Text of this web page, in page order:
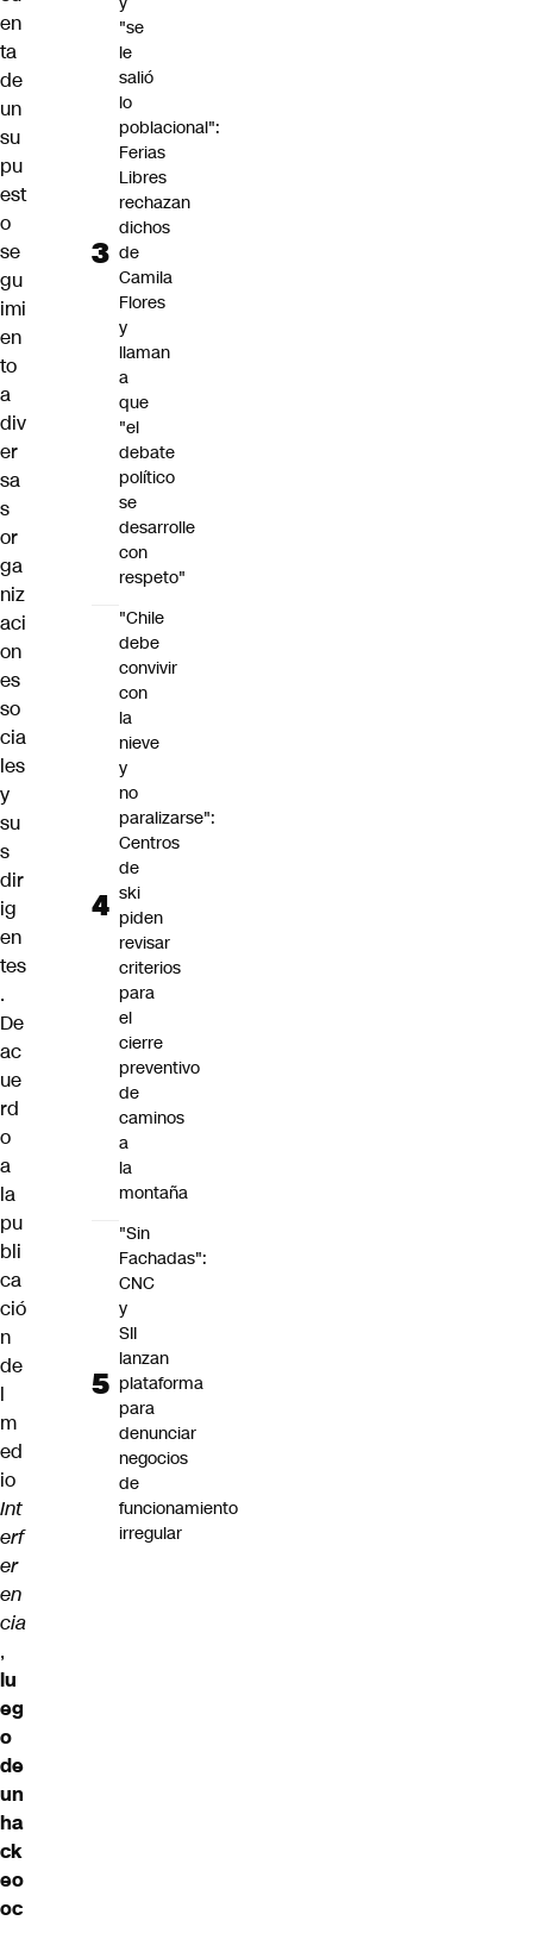
en
ta
de
un
su
pu
est
o
se
gu
imi
en
to
a
div
er
sa
s
or
ga
niz
aci
on
es
so
cia
les
y
su
s
dir
ig
en
tes
.
De
ac
ue
rd
o
a
la
pu
bli
ca
ció
n
de
l
m
ed
io
Int
erf
er
en
cia
,
lu
eg
o
de
un
ha
ck
eo
oc
"se
le
salió
lo
poblacional":
Ferias
Libres
rechazan
dichos
de
Camila
Flores
y
llaman
a
que
"el
debate
político
se
desarrolle
con
respeto"
"Chile
debe
convivir
con
la
nieve
y
no
paralizarse":
Centros
de
ski
piden
revisar
criterios
para
el
cierre
preventivo
de
caminos
a
la
montaña
"Sin
Fachadas":
CNC
y
SII
lanzan
plataforma
para
denunciar
negocios
de
funcionamiento
irregular